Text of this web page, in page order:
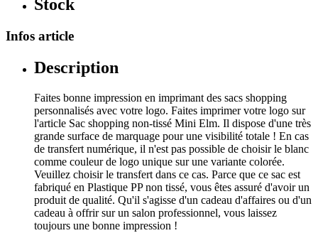
Stock
Infos article
Description
Faites bonne impression en imprimant des sacs shopping
personnalisés avec votre logo. Faites imprimer votre logo sur
l'article Sac shopping non-tissé Mini Elm. Il dispose d'une très
grande surface de marquage pour une visibilité totale ! En cas
de transfert numérique, il n'est pas possible de choisir le blanc
comme couleur de logo unique sur une variante colorée.
Veuillez choisir le transfert dans ce cas. Parce que ce sac est
fabriqué en Plastique PP non tissé, vous êtes assuré d'avoir un
produit de qualité. Qu'il s'agisse d'un cadeau d'affaires ou d'un
cadeau à offrir sur un salon professionnel, vous laissez
toujours une bonne impression !